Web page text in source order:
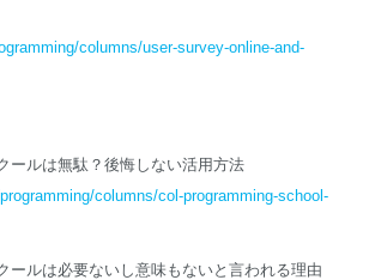
columns/user-survey-online-and-
ールは無駄？後悔しない活用方法
columns/col-programming-school-
ールは必要ないし意味もないと言われる理由